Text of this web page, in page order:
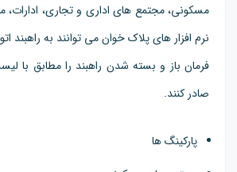
مسکونی، مجتمع های اداری و تجاری، ادارات،
نرم افزار های پلاک خوان می توانند به راهبند
فرمان باز و بسته شدن راهبند را مطابق با
صادر کنند.
پارکینگ ها